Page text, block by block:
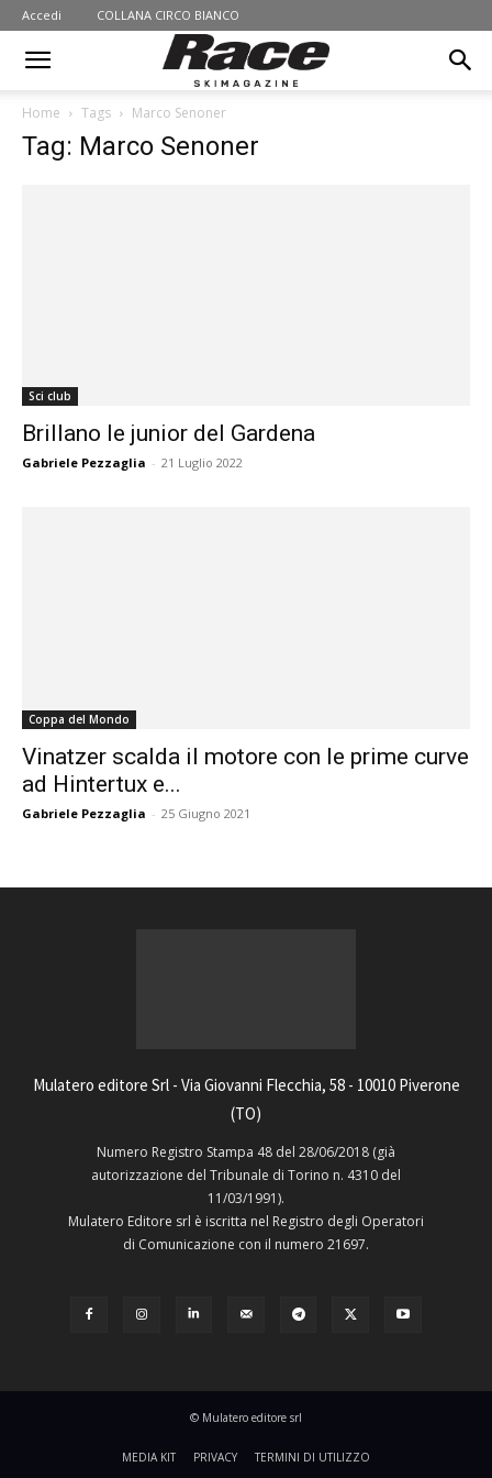
Accedi COLLANA CIRCO BIANCO
Home Tags Marco Senoner
Tag: Marco Senoner
Sci club
Brillano le junior del Gardena
Gabriele Pezzaglia - 21 Luglio 2022
Coppa del Mondo
Vinatzer scalda il motore con le prime curve
ad Hintertux e...
Gabriele Pezzaglia - 25 Giugno 2021
Mulatero editore Srl - Via Giovanni Flecchia, 58 - 10010 Piverone
(TO)
Numero Registro Stampa 48 del 28/06/2018 (già
autorizzazione del Tribunale di Torino n. 4310 del
11/03/1991).
Mulatero Editore srl è iscritta nel Registro degli Operatori
di Comunicazione con il numero 21697.
© Mulatero editore srl
MEDIA KIT PRIVACY TERMINI DI UTILIZZO